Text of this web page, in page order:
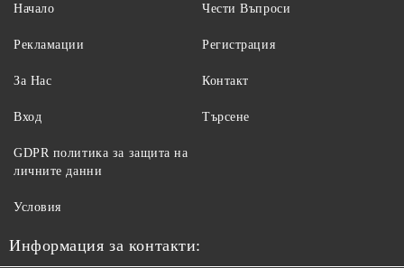
Начало
Рекламации
За Нас
Вход
Чести Въпроси
Регистрация
Контакт
Търсене
GDPR политика за защита на
личните данни
Условия
Информация за контакти: